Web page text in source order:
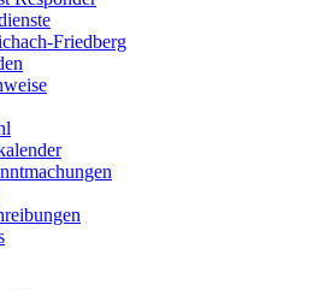
Friedberg